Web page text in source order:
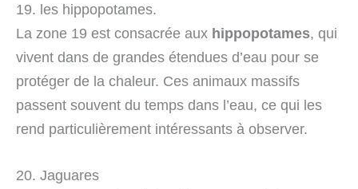
19. les hippopotames.
La zone 19 est consacrée aux hippopotames, qui
vivent dans de grandes étendues d’eau pour se
protéger de la chaleur. Ces animaux massifs
passent souvent du temps dans l’eau, ce qui les
rend particulièrement intéressants à observer.
20. Jaguares